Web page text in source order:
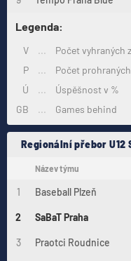
Legenda:
V ...
Počet vyhraných
P
...
Počet
Ú
...
Úspěšnost v %
GB
... Games behind
Regionální přebor U12
Název týmu
1 Baseball Plzeň
2 SaBaT Praha
3 Praotci Roudnice